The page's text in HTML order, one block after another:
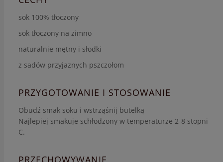
sok 100% tłoczony
sok tłoczony na zimno
naturalnie mętny i słodki
z sadów przyjaznych pszczołom
PRZYGOTOWANIE I STOSOWANIE
Obudź smak soku i wstrząśnij butelką
Najlepiej smakuje schłodzony w temperaturze 2-8 stopni
C.
PRZECHOWYWANIE